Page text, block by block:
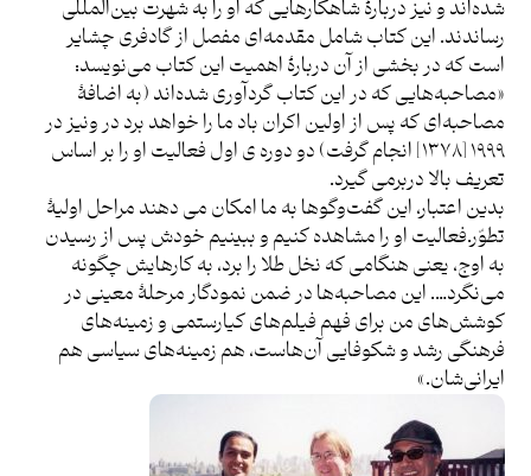
شده‌اند و نیز دربارۀ شاهکارهایی که او را به شهرت بین‌المللی
رساندند. این کتاب شامل مقدمه‌ای مفصل از گادفری چشایر
است که در بخشی از آن دربارۀ اهمیت این کتاب‌ می‌نویسد:
«مصاحبه‌هایی که در این کتاب گردآوری شده‌اند (به اضافۀ
مصاحبه‌ای که پس از اولین اکران باد ما را خواهد برد در ونیز در
۱۹۹۹ [۱۳۷۸] انجام گرفت) دو دوره ی اول فعالیت او را بر اساس
تعریف بالا دربرمی گیرد.
بدین اعتبار، این گفت‌وگوها به ما امکان می دهند مراحل اولیۀ
تطوّر.فعالیت او را مشاهده کنیم و ببینیم خودش پس از رسیدن
به اوج، یعنی هنگامی که نخل طلا را برد، به کارهایش چگونه
می‌نگرد…. این مصاحبه‌ها در ضمن نمودگار مرحلۀ معینی در
کوشش‌های من برای فهم فیلم‌های کیارستمی و زمینه‌های
فرهنگی رشد و شکوفایی آن‌هاست، هم زمینه‌های سیاسی هم
ایرانی‌شان.»